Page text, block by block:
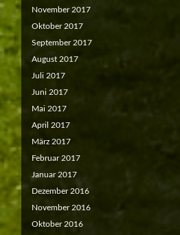
November 2017
Oktober 2017
September 2017
August 2017
Juli 2017
Juni 2017
Mai 2017
April 2017
März 2017
Februar 2017
Januar 2017
Dezember 2016
November 2016
Oktober 2016